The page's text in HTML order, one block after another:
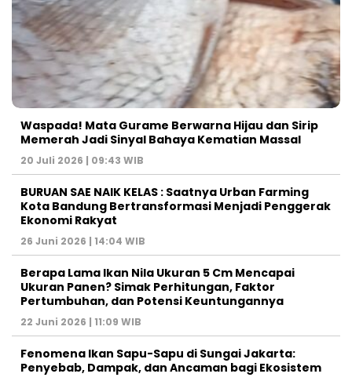
Waspada! Mata Gurame Berwarna Hijau dan Sirip
Memerah Jadi Sinyal Bahaya Kematian Massal
20 Juli 2026 | 09:43 WIB
BURUAN SAE NAIK KELAS : Saatnya Urban Farming
Kota Bandung Bertransformasi Menjadi Penggerak
Ekonomi Rakyat
26 Juni 2026 | 14:04 WIB
Berapa Lama Ikan Nila Ukuran 5 Cm Mencapai
Ukuran Panen? Simak Perhitungan, Faktor
Pertumbuhan, dan Potensi Keuntungannya
22 Juni 2026 | 11:09 WIB
Fenomena Ikan Sapu-Sapu di Sungai Jakarta:
Penyebab, Dampak, dan Ancaman bagi Ekosistem